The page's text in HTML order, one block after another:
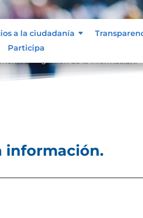
a la ciudadanía
Participa
información.